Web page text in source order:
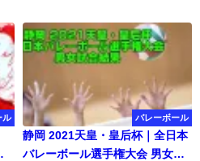
ル バレーボール
静岡 2021天皇・皇后杯｜全日本
バレーボール選手権大会 男女試